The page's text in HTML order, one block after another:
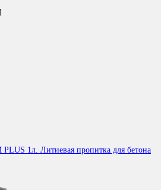
1л. Литиевая пропитка для бетона